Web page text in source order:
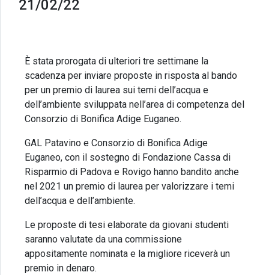
21/02/22
È stata prorogata di ulteriori tre settimane la
scadenza per inviare proposte in risposta al bando
per un premio di laurea sui temi dell’acqua e
dell’ambiente sviluppata nell’area di competenza del
Consorzio di Bonifica Adige Euganeo.
GAL Patavino e Consorzio di Bonifica Adige
Euganeo, con il sostegno di Fondazione Cassa di
Risparmio di Padova e Rovigo hanno bandito anche
nel 2021 un premio di laurea per valorizzare i temi
dell’acqua e dell’ambiente.
Le proposte di tesi elaborate da giovani studenti
saranno valutate da una commissione
appositamente nominata e la migliore riceverà un
premio in denaro.